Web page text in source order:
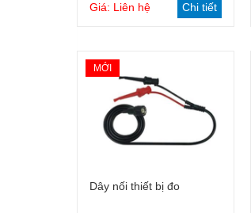
Giá: Liên hệ
Chi tiết
MỚI
Giỏ hàng
Dây nối thiết bị đo